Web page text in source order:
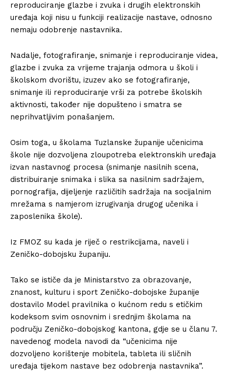
reproduciranje glazbe i zvuka i drugih elektronskih
uređaja koji nisu u funkciji realizacije nastave, odnosno
nemaju odobrenje nastavnika.
Nadalje, fotografiranje, snimanje i reproduciranje videa,
glazbe i zvuka za vrijeme trajanja odmora u školi i
školskom dvorištu, izuzev ako se fotografiranje,
snimanje ili reproduciranje vrši za potrebe školskih
aktivnosti, također nije dopušteno i smatra se
neprihvatljivim ponašanjem.
Osim toga, u školama Tuzlanske županije učenicima
škole nije dozvoljena zloupotreba elektronskih uređaja
izvan nastavnog procesa (snimanje nasilnih scena,
distribuiranje snimaka i slika sa nasilnim sadržajem,
pornografija, dijeljenje različitih sadržaja na socijalnim
mrežama s namjerom izrugivanja drugog učenika i
zaposlenika škole).
Iz FMOZ su kada je riječ o restrikcijama, naveli i
Zeničko-dobojsku županiju.
Tako se ističe da je Ministarstvo za obrazovanje,
znanost, kulturu i sport Zeničko-dobojske županije
dostavilo Model pravilnika o kućnom redu s etičkim
kodeksom svim osnovnim i srednjim školama na
području Zeničko-dobojskog kantona, gdje se u članu 7.
navedenog modela navodi da “učenicima nije
dozvoljeno korištenje mobitela, tableta ili sličnih
uređaja tijekom nastave bez odobrenja nastavnika”.